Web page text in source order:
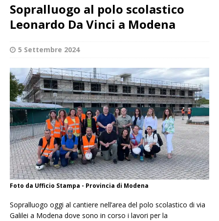
Sopralluogo al polo scolastico
Leonardo Da Vinci a Modena
5 Settembre 2024
Foto da Ufficio Stampa - Provincia di Modena
Sopralluogo oggi al cantiere nell’area del polo scolastico di via
Galilei a Modena dove sono in corso i lavori per la